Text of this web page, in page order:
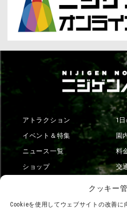
クッキー
Cookieを使用してウェブサイトの改善に
アトラクション
イベント＆特集
ニュース一覧
ショップ
1
園
料
交